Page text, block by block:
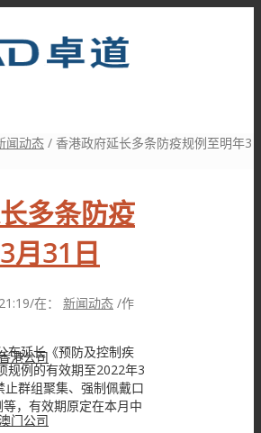
港公司
门公司
闻动态 / 香港政府延长多条防疫规例至明年3
多条防疫
月31日
/在： 新闻动态 /作
布延长《预防及控制疾
规例的有效期至2022年3
群组聚集、强制佩戴口
，有效期原定在本月中